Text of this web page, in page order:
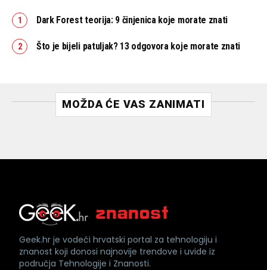
Dark Forest teorija: 9 činjenica koje morate znati
Što je bijeli patuljak? 13 odgovora koje morate znati
MOŽDA ĆE VAS ZANIMATI
Geek.hr je vodeći hrvatski portal za tehnologiju i
znanost koji donosi najnovije trendove i uvide iz
područja Tehnologije i Znanosti.